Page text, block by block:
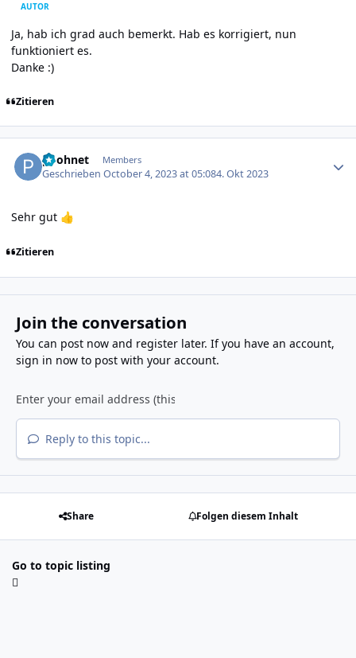
AUTOR
Ja, hab ich grad auch bemerkt. Hab es korrigiert, nun
funktioniert es.
Danke :)
Zitieren
poohnet Members
GeschriebenOctober 4, 2023 at 05:084. Okt 2023
Sehr gut 👍
Zitieren
Join the conversation
You can post now and register later. If you have an account,
sign in nowto post with your account.
Reply to this topic...
Share Folgen diesem Inhalt
Go to topic listing